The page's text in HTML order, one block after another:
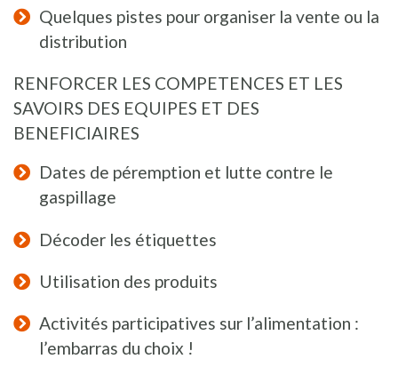
Quelques pistes pour organiser la vente ou la
distribution
RENFORCER LES COMPETENCES ET LES
SAVOIRS DES EQUIPES ET DES
BENEFICIAIRES
Dates de péremption et lutte contre le
gaspillage
Décoder les étiquettes
Utilisation des produits
Activités participatives sur l’alimentation :
l’embarras du choix !